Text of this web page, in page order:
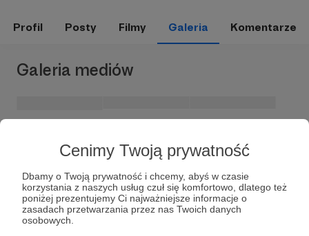
Cenimy Twoją prywatność
Dbamy o Twoją prywatność i chcemy, abyś w czasie
korzystania z naszych usług czuł się komfortowo, dlatego też
poniżej prezentujemy Ci najważniejsze informacje o
zasadach przetwarzania przez nas Twoich danych
osobowych.
Profil Posty Filmy Galeria Komentarze
Galeria mediów
Dołącz do grona Patronów!